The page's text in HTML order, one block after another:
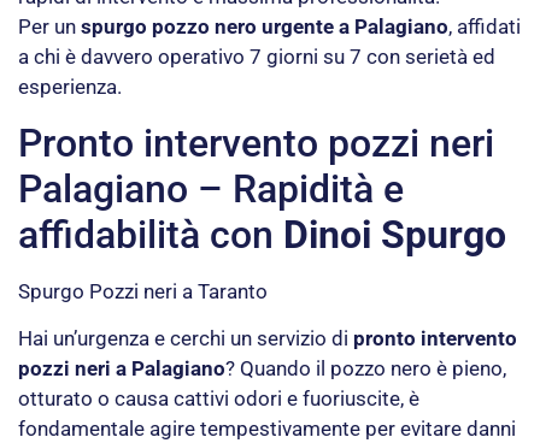
Per un spurgo pozzo nero urgente a Palagiano, affidati
a chi è davvero operativo 7 giorni su 7 con serietà ed
esperienza.
Pronto intervento pozzi neri
Palagiano – Rapidità e
affidabilità con Dinoi Spurgo
Spurgo Pozzi neri a Taranto
Hai un’urgenza e cerchi un servizio di pronto intervento
pozzi neri a Palagiano? Quando il pozzo nero è pieno,
otturato o causa cattivi odori e fuoriuscite, è
fondamentale agire tempestivamente per evitare danni